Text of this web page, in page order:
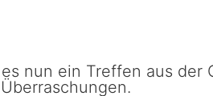
nun ein Treffen aus der